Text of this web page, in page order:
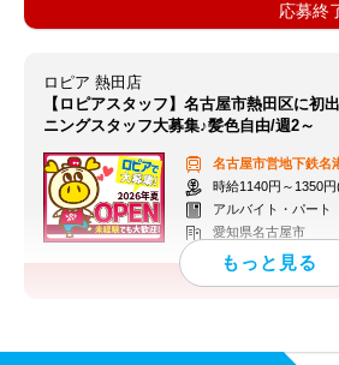
応募終
ロピア 熱田店
【ロピアスタッフ】名古屋市熱田区に初
ニングスタッフ大募集♪髪色自由/週2～
名古屋市営地下鉄名
時給1140円～1350円(部
アルバイト・パート
愛知県名古屋市